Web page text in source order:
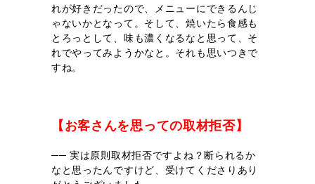
れが好きだったので、メニューにできるんじ
ゃないかとなって。そして、焼いたら食感も
とろっとして、味も濃くなるなと思って、そ
れでやってみようかなと。それも思いつきで
すね。
【お客さんを思っての取材拒否】
── 実は原則取材拒否ですよね？断られるか
なと思ったんですけど、受けてくださりあり